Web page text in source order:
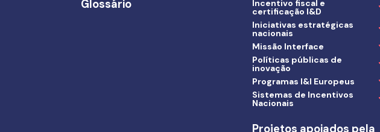
Glossário
Incentivo fiscal e
certificação I&D
Iniciativas estratégicas
nacionais
Missão Interface
Políticas públicas de
inovação
Programas I&I Europeus
Sistemas de Incentivos
Nacionais